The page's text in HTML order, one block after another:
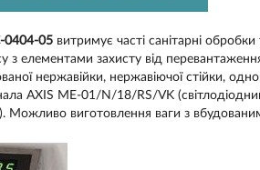
0404-05витримує часті санітарні обробки
з елементами захисту від
нержавійки, нержавіючої стійки,
AXIS ME-01/N/18/RS/VK
Можливо виготовлення ваги з